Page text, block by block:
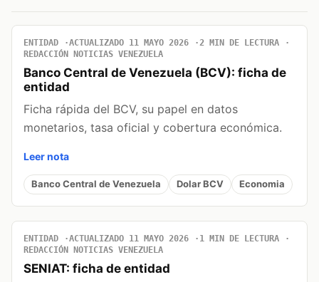
ENTIDAD ACTUALIZADO 11 MAYO 2026
2 MIN DE LECTURA
REDACCIÓN NOTICIAS VENEZUELA
Banco Central de Venezuela (BCV): ficha de
entidad
Ficha rápida del BCV, su papel en datos
monetarios, tasa oficial y cobertura económica.
Leer nota
Banco Central de Venezuela Dolar BCV Economia
ENTIDAD ACTUALIZADO 11 MAYO 2026
1 MIN DE LECTURA
REDACCIÓN NOTICIAS VENEZUELA
SENIAT: ficha de entidad